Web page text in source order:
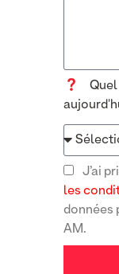
Quel
J’ai
les
données
AM.